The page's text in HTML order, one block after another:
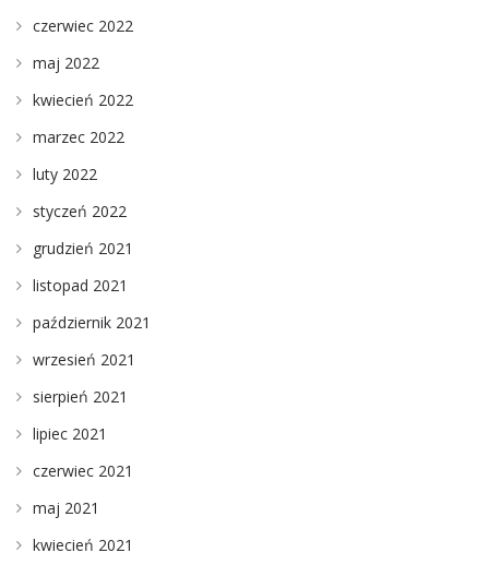
czerwiec 2022
maj 2022
kwiecień 2022
marzec 2022
luty 2022
styczeń 2022
grudzień 2021
listopad 2021
październik 2021
wrzesień 2021
sierpień 2021
lipiec 2021
czerwiec 2021
maj 2021
kwiecień 2021